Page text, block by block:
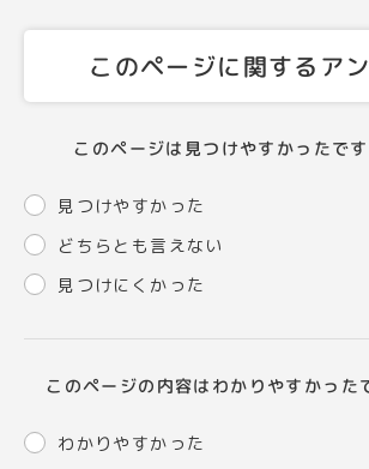
このページに関するア
このページは見つけやすかったです
見つけやすかった
どちらとも言えない
見つけにくかった
このページの内容はわかりやすかった
わかりやすかった